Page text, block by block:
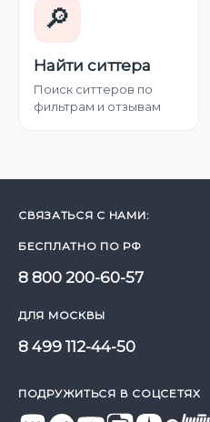
🔎
Найти ситтера
Поиск ситтеров по
фильтрам и отзывам
СВЯЗАТЬСЯ С НАМИ:
БЕСПЛАТНО ПО РФ
8 800 200-60-57
ДЛЯ МОСКВЫ
8 499 112-44-50
ПОДРУЖИТЬСЯ В СОЦСЕТЯХ